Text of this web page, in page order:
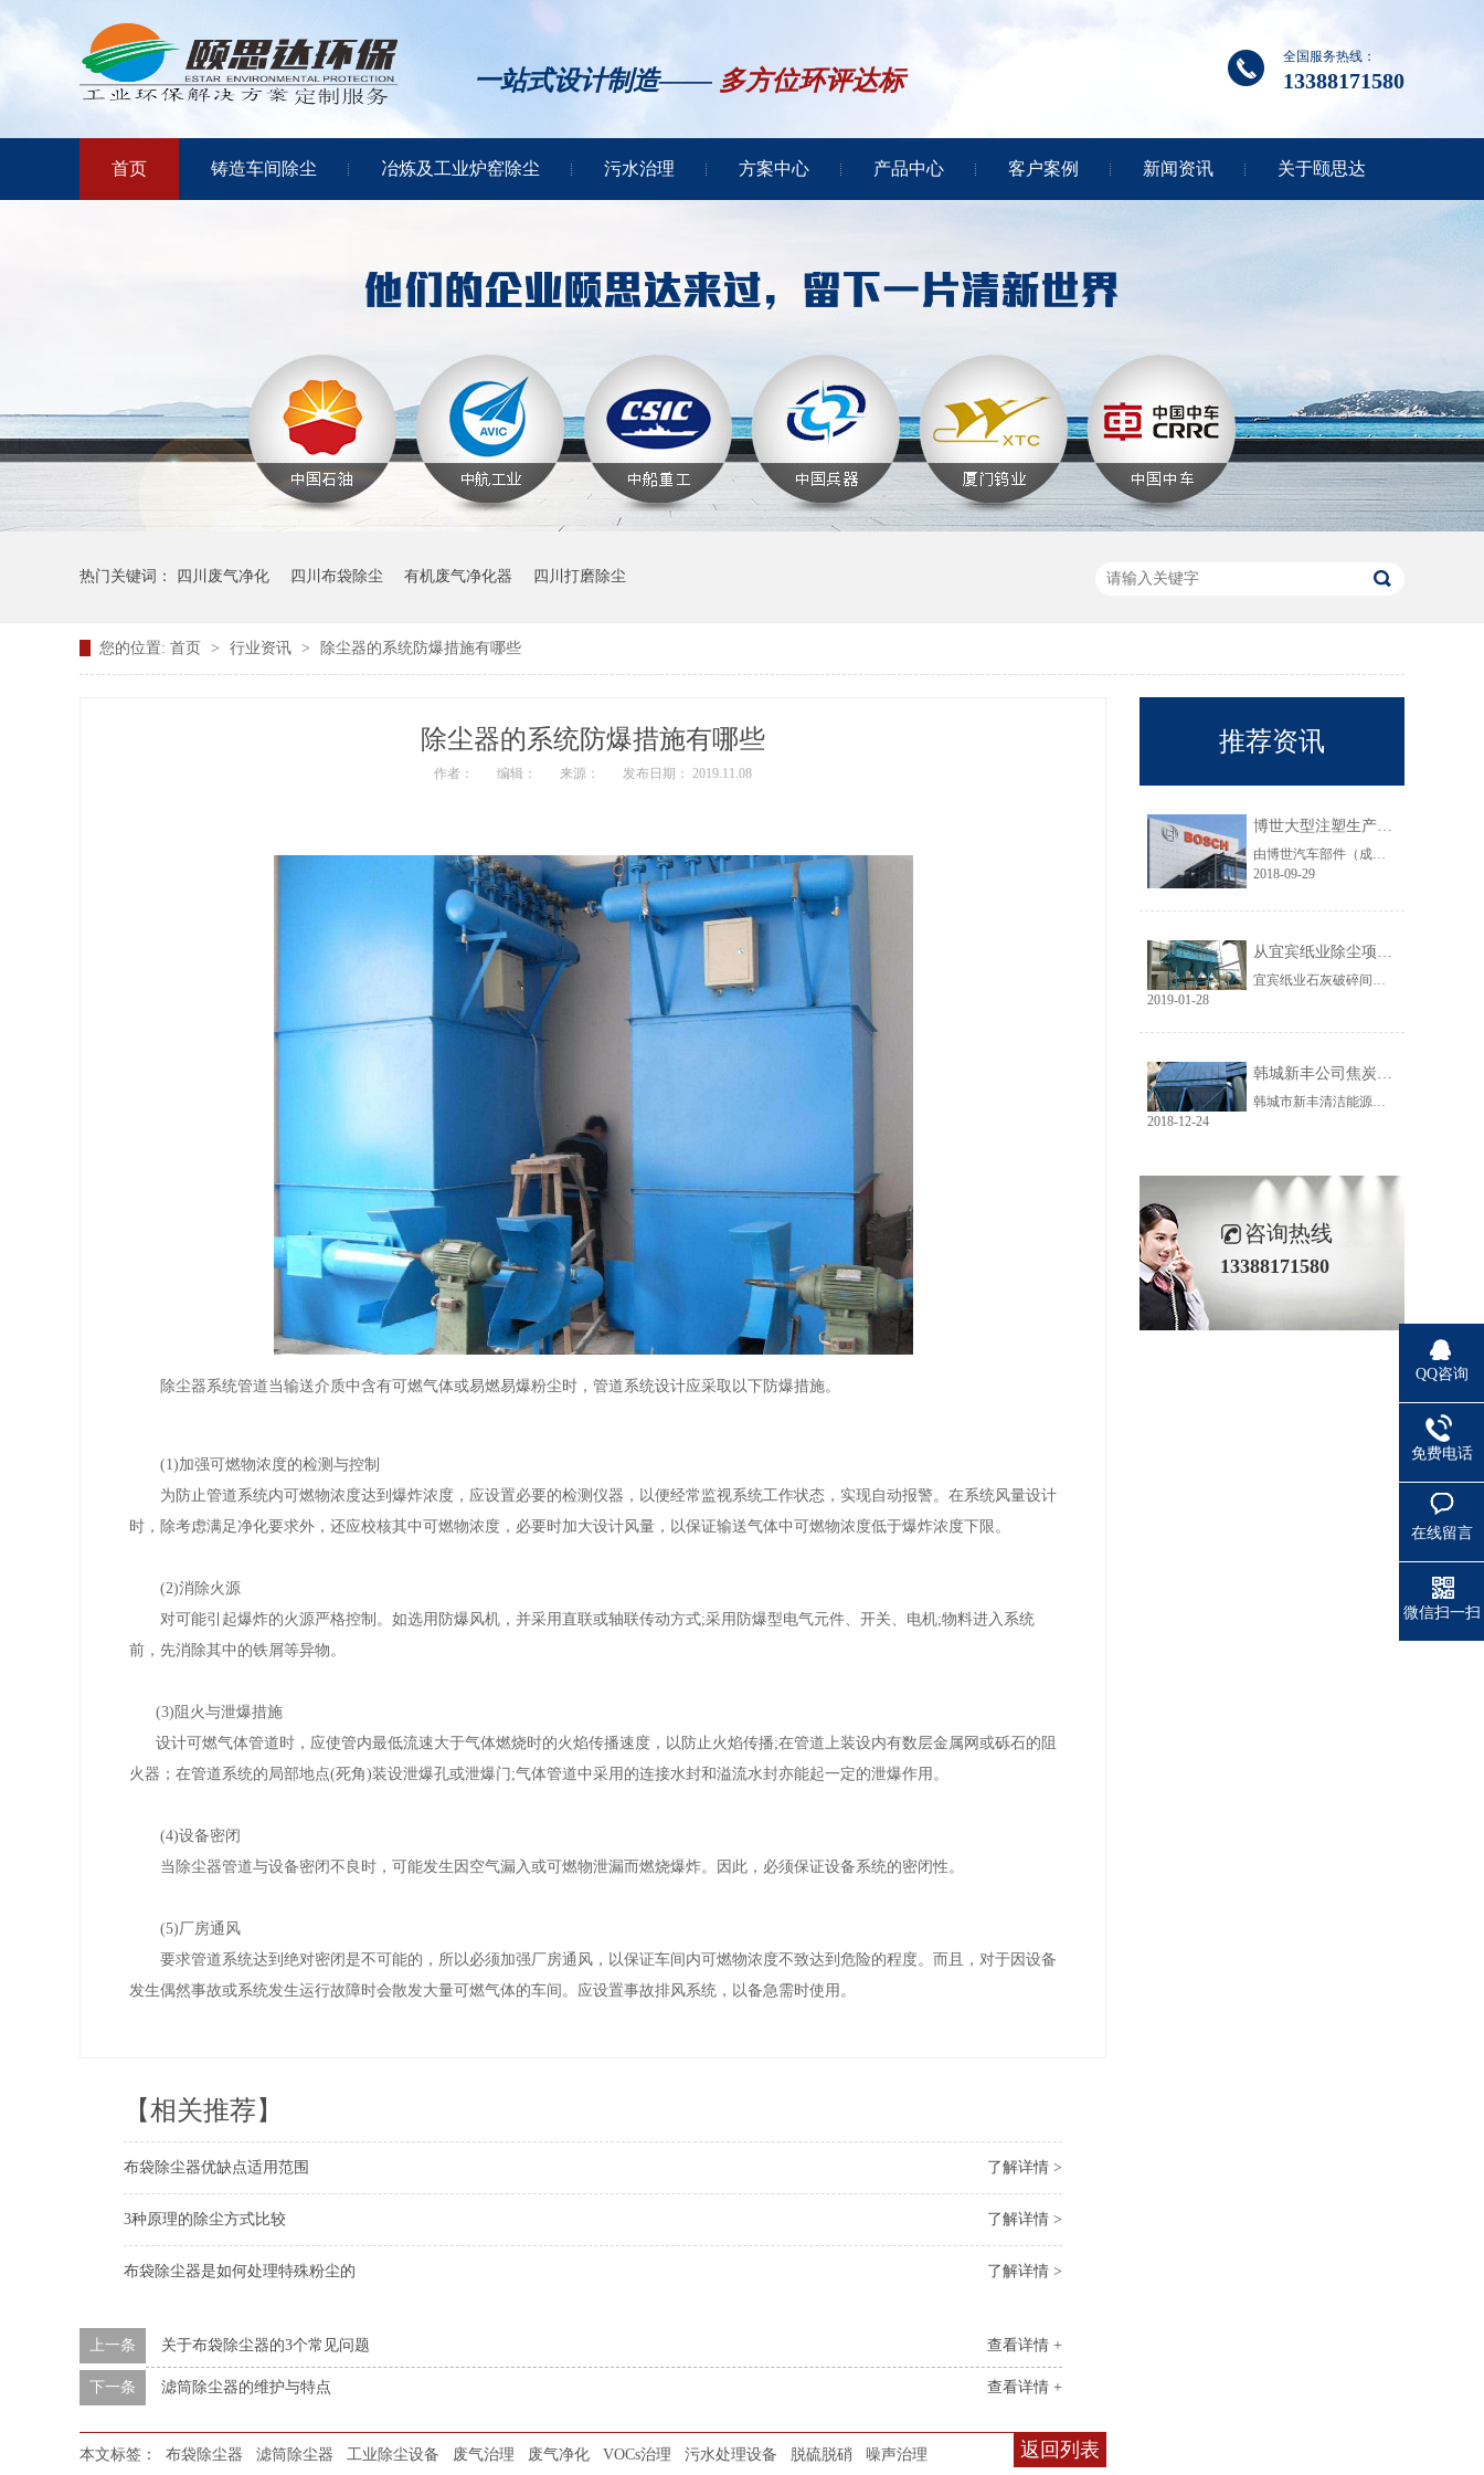
一站式设计制造—— 多方位环评达标
全国服务热线：
13388171580
首页 铸造车间除尘 冶炼及工业炉窑除尘 污水治理 方案中心 产品中心 客户案例 新闻资讯 关于颐思达
热门关键词： 四川废气净化 四川布袋除尘 有机废气净化器 四川打磨除尘
您的位置: 首页 > 行业资讯 > 除尘器的系统防爆措施有哪些
除尘器的系统防爆措施有哪些
作者： 编辑： 来源： 发布日期： 2019.11.08
除尘器系统管道当输送介质中含有可燃气体或易燃易爆粉尘时，管道系统设计应采取以下防爆措施。
(1)加强可燃物浓度的检测与控制
为防止管道系统内可燃物浓度达到爆炸浓度，应设置必要的检测仪器，以便经常监视系统工作状态，实现自动报警。在系统风量设计
时，除考虑满足净化要求外，还应校核其中可燃物浓度，必要时加大设计风量，以保证输送气体中可燃物浓度低于爆炸浓度下限。
(2)消除火源
对可能引起爆炸的火源严格控制。如选用防爆风机，并采用直联或轴联传动方式;采用防爆型电气元件、开关、电机;物料进入系统
前，先消除其中的铁屑等异物。
(3)阻火与泄爆措施
设计可燃气体管道时，应使管内最低流速大于气体燃烧时的火焰传播速度，以防止火焰传播;在管道上装设内有数层金属网或砾石的阻
火器；在管道系统的局部地点(死角)装设泄爆孔或泄爆门;气体管道中采用的连接水封和溢流水封亦能起一定的泄爆作用。
(4)设备密闭
当除尘器管道与设备密闭不良时，可能发生因空气漏入或可燃物泄漏而燃烧爆炸。因此，必须保证设备系统的密闭性。
(5)厂房通风
要求管道系统达到绝对密闭是不可能的，所以必须加强厂房通风，以保证车间内可燃物浓度不致达到危险的程度。而且，对于因设备
发生偶然事故或系统发生运行故障时会散发大量可燃气体的车间。应设置事故排风系统，以备急需时使用。
【相关推荐】
了解详情 >
布袋除尘器优缺点适用范围
了解详情 >
3种原理的除尘方式比较
了解详情 >
布袋除尘器是如何处理特殊粉尘的
查看详情 +
上一条 关于布袋除尘器的3个常见问题
查看详情 +
下一条 滤筒除尘器的维护与特点
返回列表
本文标签： 布袋除尘器 滤筒除尘器 工业除尘设备 废气治理 废气净化 VOCs治理 污水处理设备 脱硫脱硝 噪声治理
推荐资讯
博世大型注塑生产线VOC净化工程圆满结束
由博世汽车部件（成都）有限公司委托颐思达设计、制造、安装的大型注塑生产线废气净化工程项目于近日全部竣工，试运行效果显示，运行结果完全符合设计要求。
2018-09-29
从宜宾纸业除尘项目成功范例看低成本环保
宜宾纸业石灰破碎间除尘工程于近期完工，在不足30立方的空间内集成了超过三个篮球场大小的过滤面积，处理风量达每小时7万立方，实现了小体积除尘器处理大风量，开启低成本环保的时代，给处在环保高压政策下不堪重负的企业主们带来福音......
2019-01-28
韩城新丰公司焦炭输送线除尘工程完美收官
韩城市新丰清洁能源科技有限公司隶属于上市公司黑猫焦化，焦炭输送线除尘系统于近期完美收官。该输送线共计500多米长，通过布置在高空走廊里的输送皮带连接为一条完整的生产线，过程分为投料、破碎、筛分、传送等工艺。整条输送线分四个转运站、两条分流线，将制备好的焦炭送入煤气生产工段。各个工艺阶段均有大量焦炭粉尘产生，这不仅严重影响现场职业卫生，而且因产尘点高，污染面覆盖范围广。
2018-12-24
咨询热线
13388171580
QQ咨询
免费电话
在线留言
微信扫一扫